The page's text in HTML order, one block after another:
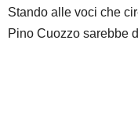
Stando alle voci che
Pino Cuozzo sarebbe